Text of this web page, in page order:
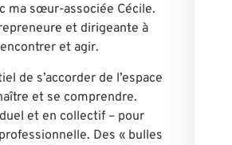
ma sœur-associée Cécile.
et dirigeant·e à
et agir.
de s’accorder de l’espace
et se comprendre.
et en collectif – pour
Des « bulles